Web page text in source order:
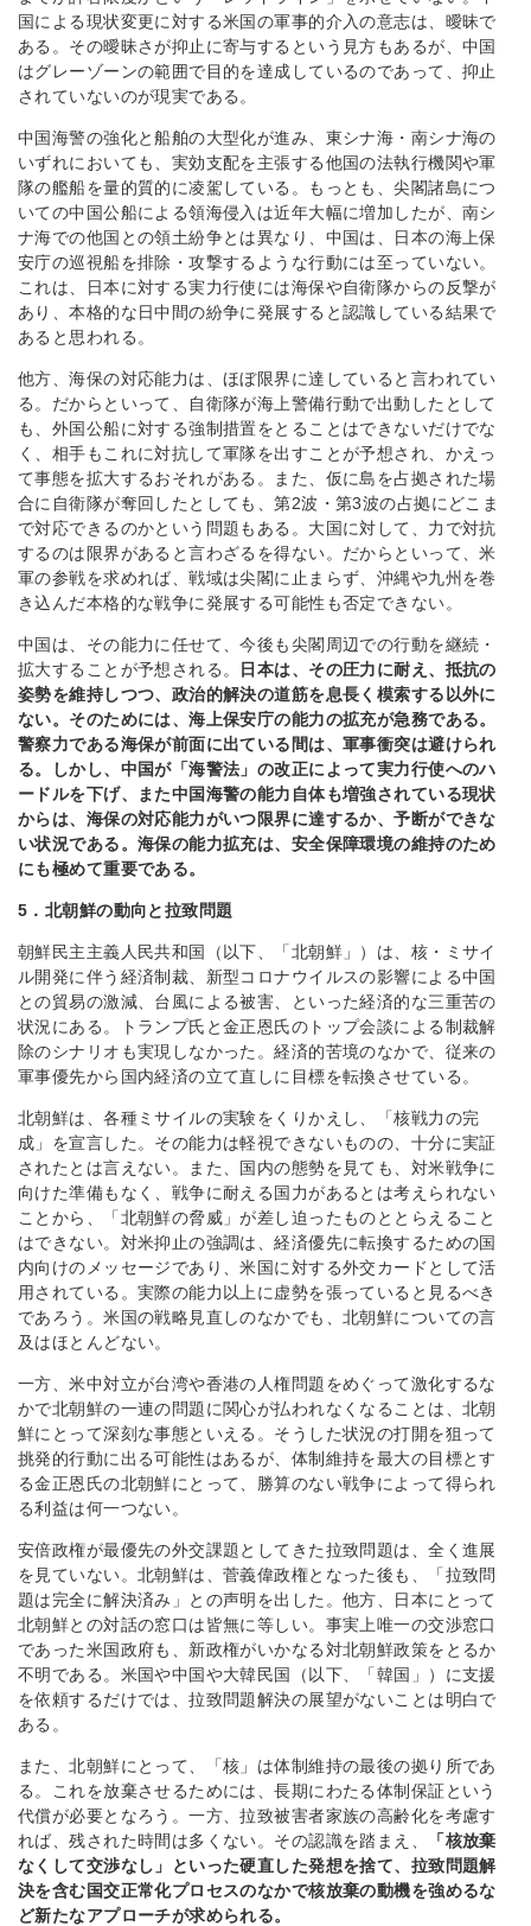
国による現状変更に対する米国の軍事的介入の意志は、曖昧で
ある。その曖昧さが抑止に寄与するという見方もあるが、中国
はグレーゾーンの範囲で目的を達成しているのであって、抑止
されていないのが現実である。
中国海警の強化と船舶の大型化が進み、東シナ海・南シナ海の
いずれにおいても、実効支配を主張する他国の法執行機関や軍
隊の艦船を量的質的に凌駕している。もっとも、尖閣諸島につ
いての中国公船による領海侵入は近年大幅に増加したが、南シ
ナ海での他国との領土紛争とは異なり、中国は、日本の海上保
安庁の巡視船を排除・攻撃するような行動には至っていない。
これは、日本に対する実力行使には海保や自衛隊からの反撃が
あり、本格的な日中間の紛争に発展すると認識している結果で
あると思われる。
他方、海保の対応能力は、ほぼ限界に達していると言われてい
る。だからといって、自衛隊が海上警備行動で出動したとして
も、外国公船に対する強制措置をとることはできないだけでな
く、相手もこれに対抗して軍隊を出すことが予想され、かえっ
て事態を拡大するおそれがある。また、仮に島を占拠された場
合に自衛隊が奪回したとしても、第2波・第3波の占拠にどこま
で対応できるのかという問題もある。大国に対して、力で対抗
するのは限界があると言わざるを得ない。だからといって、米
軍の参戦を求めれば、戦域は尖閣に止まらず、沖縄や九州を巻
き込んだ本格的な戦争に発展する可能性も否定できない。
中国は、その能力に任せて、今後も尖閣周辺での行動を継続・
拡大することが予想される。
日本は、その圧力に耐え、抵抗の
姿勢を維持しつつ、政治的解決の道筋を息長く模索する以外に
ない。そのためには、海上保安庁の能力の拡充が急務である。
警察力である海保が前面に出ている間は、軍事衝突は避けられ
る。しかし、中国が「海警法」の改正によって実力行使へのハ
ードルを下げ、また中国海警の能力自体も増強されている現状
からは、海保の対応能力がいつ限界に達するか、予断ができな
い状況である。海保の能力拡充は、安全保障環境の維持のため
にも極めて重要である。
5．北朝鮮の動向と拉致問題
朝鮮民主主義人民共和国（以下、「北朝鮮」）は、核・ミサイ
ル開発に伴う経済制裁、新型コロナウイルスの影響による中国
との貿易の激減、台風による被害、といった経済的な三重苦の
状況にある。トランプ氏と金正恩氏のトップ会談による制裁解
除のシナリオも実現しなかった。経済的苦境のなかで、従来の
軍事優先から国内経済の立て直しに目標を転換させている。
北朝鮮は、各種ミサイルの実験をくりかえし、「核戦力の完
成」を宣言した。その能力は軽視できないものの、十分に実証
されたとは言えない。また、国内の態勢を見ても、対米戦争に
向けた準備もなく、戦争に耐える国力があるとは考えられない
ことから、「北朝鮮の脅威」が差し迫ったものととらえること
はできない。対米抑止の強調は、経済優先に転換するための国
内向けのメッセージであり、米国に対する外交カードとして活
用されている。実際の能力以上に虚勢を張っていると見るべき
であろう。米国の戦略見直しのなかでも、北朝鮮についての言
及はほとんどない。
一方、米中対立が台湾や香港の人権問題をめぐって激化するな
かで北朝鮮の一連の問題に関心が払われなくなることは、北朝
鮮にとって深刻な事態といえる。そうした状況の打開を狙って
挑発的行動に出る可能性はあるが、体制維持を最大の目標とす
る金正恩氏の北朝鮮にとって、勝算のない戦争によって得られ
る利益は何一つない。
安倍政権が最優先の外交課題としてきた拉致問題は、全く進展
を見ていない。北朝鮮は、菅義偉政権となった後も、「拉致問
題は完全に解決済み」との声明を出した。他方、日本にとって
北朝鮮との対話の窓口は皆無に等しい。事実上唯一の交渉窓口
であった米国政府も、新政権がいかなる対北朝鮮政策をとるか
不明である。米国や中国や大韓民国（以下、「韓国」）に支援
を依頼するだけでは、拉致問題解決の展望がないことは明白で
ある。
また、北朝鮮にとって、「核」は体制維持の最後の拠り所であ
る。これを放棄させるためには、長期にわたる体制保証という
代償が必要となろう。一方、拉致被害者家族の高齢化を考慮す
れば、残された時間は多くない。その認識を踏まえ、
「核放棄
なくして交渉なし」といった硬直した発想を捨て、拉致問題解
決を含む国交正常化プロセスのなかで核放棄の動機を強めるな
ど新たなアプローチが求められる。